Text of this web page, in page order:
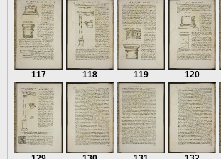
117 118 119 120